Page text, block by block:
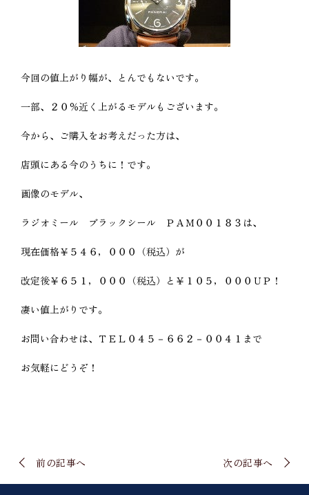
今回の値上がり幅が、とんでもないです。
一部、２０％近く上がるモデルもございます。
今から、ご購入をお考えだった方は、
店頭にある今のうちに！です。
画像のモデル、
ラジオミール ブラックシール ＰＡＭ００１８３は、
現在価格￥５４６，０００（税込）が
改定後￥６５１，０００（税込）と￥１０５，０００ＵＰ！
凄い値上がりです。
お問い合わせは、ＴＥＬ０４５－６６２－００４１まで
お気軽にどうぞ！
前の記事へ 次の記事へ